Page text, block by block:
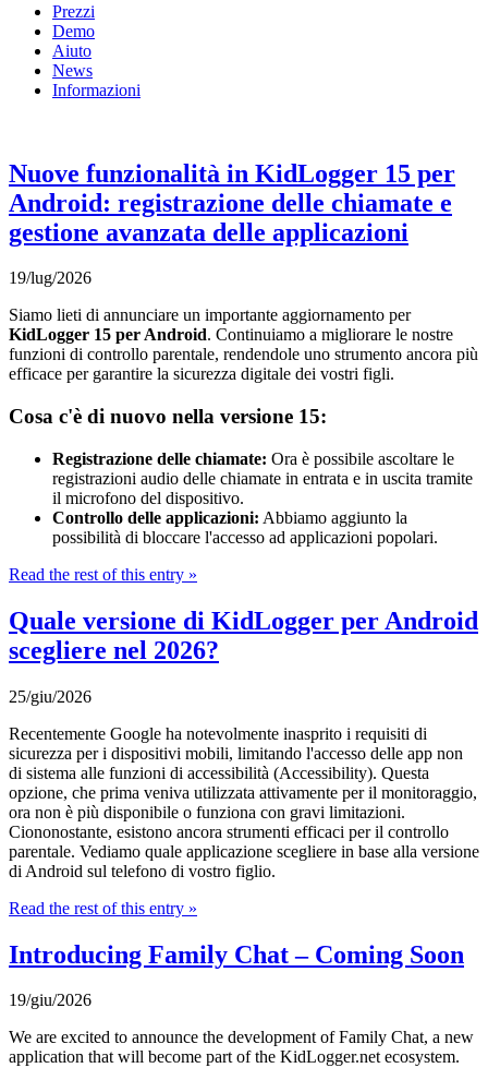
Prezzi
Demo
Aiuto
News
Informazioni
Nuove funzionalità in KidLogger 15 per
Android: registrazione delle chiamate e
gestione avanzata delle applicazioni
19/lug/2026
Siamo lieti di annunciare un importante aggiornamento per
KidLogger 15 per Android. Continuiamo a migliorare le nostre
funzioni di controllo parentale, rendendole uno strumento ancora più
efficace per garantire la sicurezza digitale dei vostri figli.
Cosa c'è di nuovo nella versione 15:
Registrazione delle chiamate: Ora è possibile ascoltare le
registrazioni audio delle chiamate in entrata e in uscita tramite
il microfono del dispositivo.
Controllo delle applicazioni: Abbiamo aggiunto la
possibilità di bloccare l'accesso ad applicazioni popolari.
Read the rest of this entry »
Quale versione di KidLogger per Android
scegliere nel 2026?
25/giu/2026
Recentemente Google ha notevolmente inasprito i requisiti di
sicurezza per i dispositivi mobili, limitando l'accesso delle app non
di sistema alle funzioni di accessibilità (Accessibility). Questa
opzione, che prima veniva utilizzata attivamente per il monitoraggio,
ora non è più disponibile o funziona con gravi limitazioni.
Ciononostante, esistono ancora strumenti efficaci per il controllo
parentale. Vediamo quale applicazione scegliere in base alla versione
di Android sul telefono di vostro figlio.
Read the rest of this entry »
Introducing Family Chat – Coming Soon
19/giu/2026
We are excited to announce the development of Family Chat, a new
application that will become part of the KidLogger.net ecosystem.